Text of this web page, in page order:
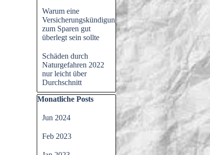
Warum eine
Versicherungskündigung
zum Sparen gut
überlegt sein sollte
Schäden durch
Naturgefahren 2022
nur leicht über
Durchschnitt
Block überspringen Monatliche Posts
Monatliche Posts
Jun 2024
Feb 2023